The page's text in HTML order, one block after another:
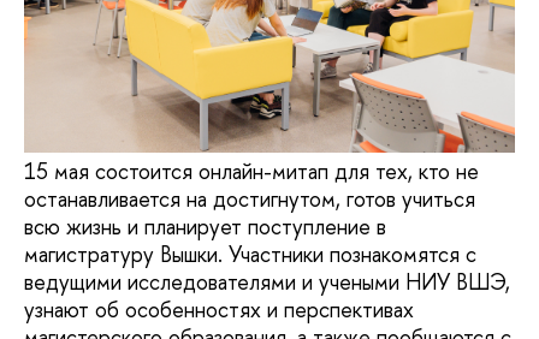
15 мая состоится онлайн-митап для тех, кто не
останавливается на достигнутом, готов учиться
всю жизнь и планирует поступление в
магистратуру Вышки. Участники познакомятся с
ведущими исследователями и учеными НИУ ВШЭ,
узнают об особенностях и перспективах